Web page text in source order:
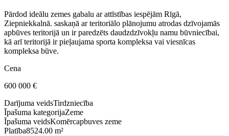
Pārdod ideālu zemes gabalu ar attīstības iespējām Rīgā,
Ziepniekkalnā. saskaņā ar teritoriālo plānojumu atrodas dzīvojamās
apbūves teritorijā un ir paredzēts daudzdzīvokļu namu būvniecībai,
kā arī teritorijā ir pieļaujama sporta kompleksa vai viesnīcas
kompleksa būve.
Cena
600 000 €
Darījuma veidsTirdzniecība
Īpašuma kategorijaZeme
Īpašuma veidsKomērcapbuves zeme
Platība8524.00 m²